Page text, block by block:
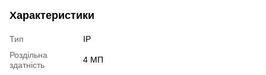
Характеристики
Тип
IP
Роздільна
здатність
4 МП